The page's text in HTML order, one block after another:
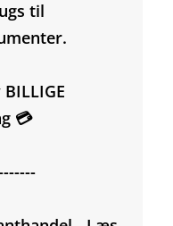
til
💳